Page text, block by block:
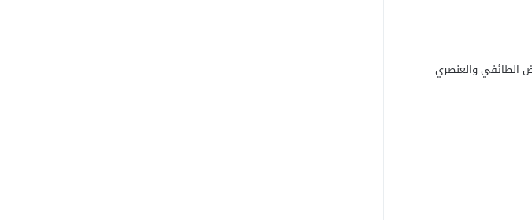
الطائفي والعنصري